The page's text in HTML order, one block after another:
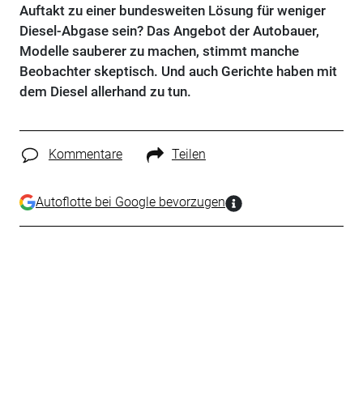
Auftakt zu einer bundesweiten Lösung für weniger
Diesel-Abgase sein? Das Angebot der Autobauer,
Modelle sauberer zu machen, stimmt manche
Beobachter skeptisch. Und auch Gerichte haben mit
dem Diesel allerhand zu tun.
Kommentare Teilen
Autoflotte bei Google bevorzugen